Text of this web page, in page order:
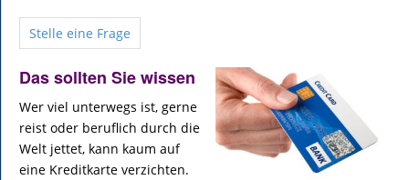
Stelle eine Frage
Das sollten Sie wissen
Wer viel unterwegs ist, gerne
reist oder beruflich durch die
Welt jettet, kann kaum auf
eine Kreditkarte verzichten.